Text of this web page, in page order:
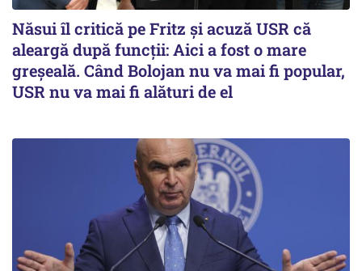
Năsui îl critică pe Fritz și acuză USR că
aleargă după funcții: Aici a fost o mare
greșeală. Când Bolojan nu va mai fi popular,
USR nu va mai fi alături de el